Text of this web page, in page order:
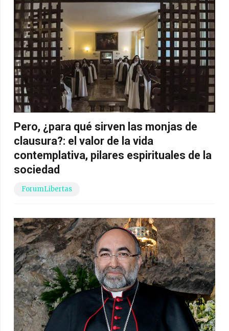
Pero, ¿para qué sirven las monjas de
clausura?: el valor de la vida
contemplativa, pilares espirituales de la
sociedad
ForumLibertas